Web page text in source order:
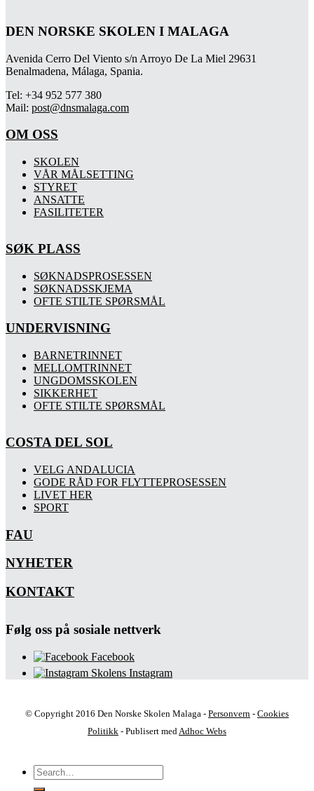
DEN NORSKE SKOLEN I MALAGA
Avenida Cerro Del Viento s/n Arroyo De La Miel 29631
Benalmadena, Málaga, Spania.
Tel: +34 952 577 380
Mail: post@dnsmalaga.com
OM OSS
SKOLEN
VÅR MÅLSETTING
STYRET
ANSATTE
FASILITETER
SØK PLASS
SØKNADSPROSESSEN
SØKNADSSKJEMA
OFTE STILTE SPØRSMÅL
UNDERVISNING
BARNETRINNET
MELLOMTRINNET
UNGDOMSSKOLEN
SIKKERHET
OFTE STILTE SPØRSMÅL
COSTA DEL SOL
VELG ANDALUCIA
GODE RÅD FOR FLYTTEPROSESSEN
LIVET HER
SPORT
FAU
NYHETER
KONTAKT
Følg oss på sosiale nettverk
Facebook
Skolens Instagram
© Copyright 2016 Den Norske Skolen Malaga - Personvern - Cookies
Politikk - Publisert med Adhoc Webs